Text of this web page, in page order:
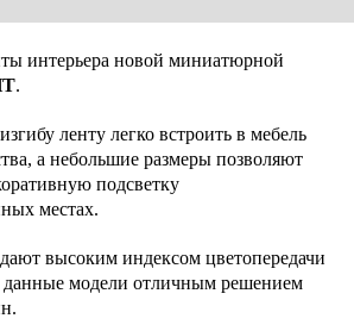
интерьера новой миниатюрной
.
ленту легко встроить в мебель
а небольшие размеры позволяют
подсветку
местах.
высоким индексом цветопередачи
данные модели отличным решением